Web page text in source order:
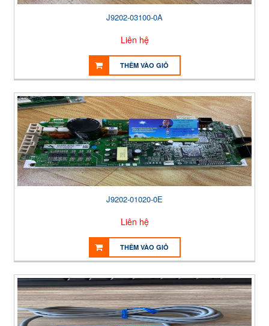
J9202-03100-0A
Liên hệ
THÊM VÀO GIỎ
J9202-01020-0E
Liên hệ
THÊM VÀO GIỎ